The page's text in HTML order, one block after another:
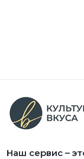
Наш сервис –